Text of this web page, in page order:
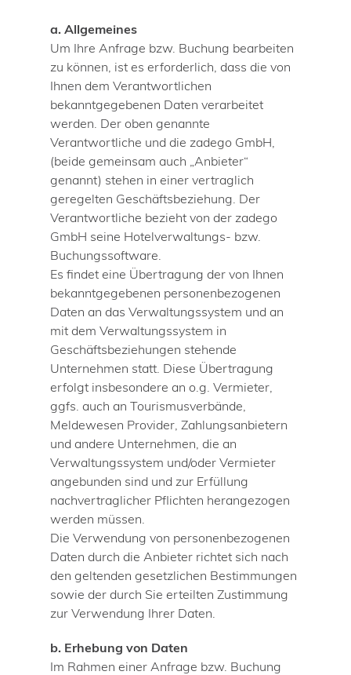
a. Allgemeines
Um Ihre Anfrage bzw. Buchung bearbeiten
zu können, ist es erforderlich, dass die von
Ihnen dem Verantwortlichen
bekanntgegebenen Daten verarbeitet
werden. Der oben genannte
Verantwortliche und die zadego GmbH,
(beide gemeinsam auch „Anbieter“
genannt) stehen in einer vertraglich
geregelten Geschäftsbeziehung. Der
Verantwortliche bezieht von der zadego
GmbH seine Hotelverwaltungs- bzw.
Buchungssoftware.
Es findet eine Übertragung der von Ihnen
bekanntgegebenen personenbezogenen
Daten an das Verwaltungssystem und an
mit dem Verwaltungssystem in
Geschäftsbeziehungen stehende
Unternehmen statt. Diese Übertragung
erfolgt insbesondere an o.g. Vermieter,
ggfs. auch an Tourismusverbände,
Meldewesen Provider, Zahlungsanbietern
und andere Unternehmen, die an
Verwaltungssystem und/oder Vermieter
angebunden sind und zur Erfüllung
nachvertraglicher Pflichten herangezogen
werden müssen.
Die Verwendung von personenbezogenen
Daten durch die Anbieter richtet sich nach
den geltenden gesetzlichen Bestimmungen
sowie der durch Sie erteilten Zustimmung
zur Verwendung Ihrer Daten.
b. Erhebung von Daten
Im Rahmen einer Anfrage bzw. Buchung